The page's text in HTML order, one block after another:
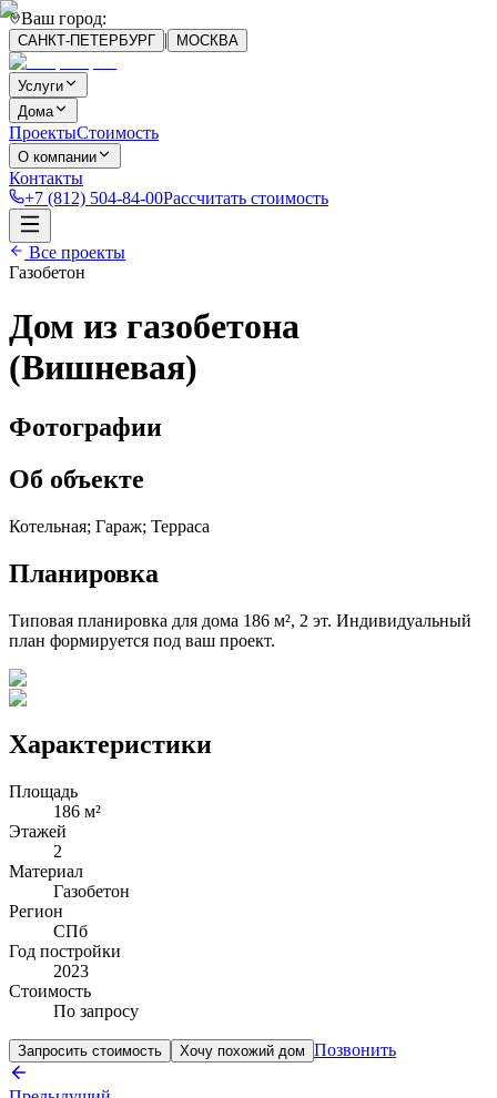
Ваш город:
САНКТ-ПЕТЕРБУРГ | МОСКВА
Услуги
Дома
ПроектыСтоимость
О компании
Контакты
+7 (812) 504-84-00Рассчитать стоимость
Все проекты
Газобетон
Дом из газобетона
(Вишневая)
Фотографии
Об объекте
Котельная; Гараж; Терраса
Планировка
Типовая планировка для дома 186 м², 2 эт. Индивидуальный
план формируется под ваш проект.
Характеристики
Площадь
186 м²
Этажей
2
Материал
Газобетон
Регион
СПб
Год постройки
2023
Стоимость
По запросу
Запросить стоимость Хочу похожий дом Позвонить